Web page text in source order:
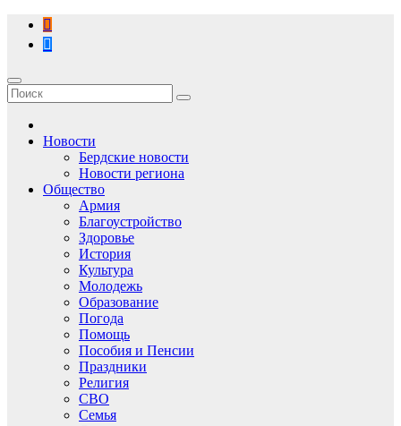
Перейти
содержимому
Новости
Бердские новости
Новости региона
Общество
Армия
Благоустройство
Здоровье
История
Культура
Молодежь
Образование
Погода
Помощь
Пособия и Пенсии
Праздники
Религия
СВО
Семья